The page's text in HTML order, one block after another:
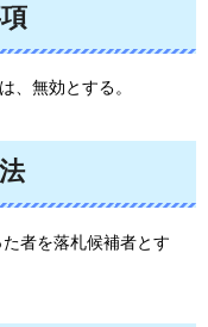
、無効とする。
者を落札候補者とす